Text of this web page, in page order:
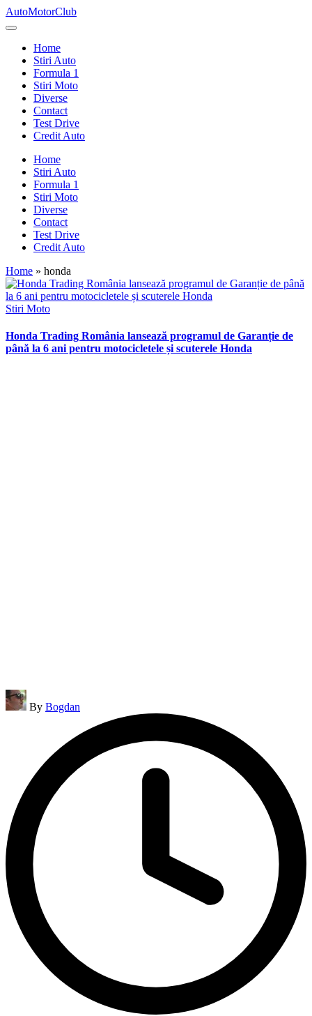
Skip
to
AutoMotorClub
Totul
masini
pasionatii
masini
Home
Stiri Auto
Formula 1
Stiri Moto
Diverse
Contact
Test Drive
Credit Auto
Home
Stiri Auto
Formula 1
Stiri Moto
Diverse
Contact
Test Drive
Credit Auto
Home » honda
Posted
Stiri Moto
Honda Trading România lansează programul de Garanție de
până la 6 ani pentru motocicletele și scuterele Honda
Posted
by
By Bogdan